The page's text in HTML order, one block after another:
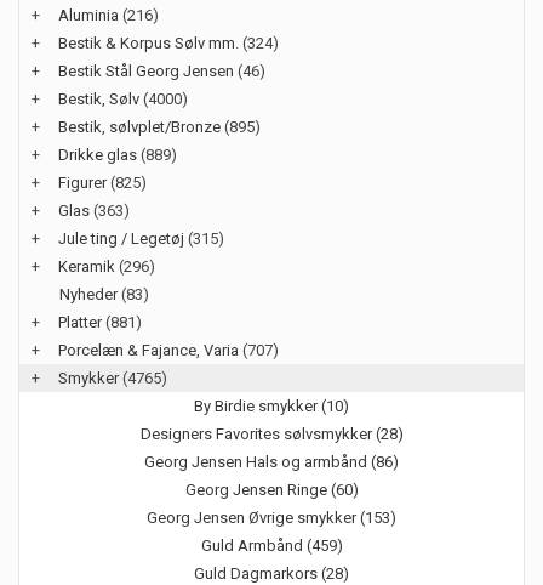
+ Aluminia (216)
+
Bestik & Korpus Sølv mm. (324)
+
Bestik Stål Georg Jensen (46)
+
Bestik, Sølv (4000)
+
Bestik, sølvplet/Bronze (895)
+
Drikke glas (889)
+
Figurer(825)
+
Glas (363)
+
Jule ting / Legetøj (315)
+
Keramik (296)
Nyheder(83)
+
Platter(881)
+
Porcelæn & Fajance, Varia (707)
+
Smykker(4765)
By Birdie smykker (10)
Designers Favorites sølvsmykker (28)
Georg Jensen Hals og armbånd (86)
Georg Jensen Ringe (60)
Georg Jensen Øvrige smykker (153)
Guld Armbånd (459)
Guld Dagmarkors (28)